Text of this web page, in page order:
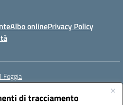
di tracciamento
Albo onlinePrivacy Policy
Foggia
fgic885004@pec.istruzione.it